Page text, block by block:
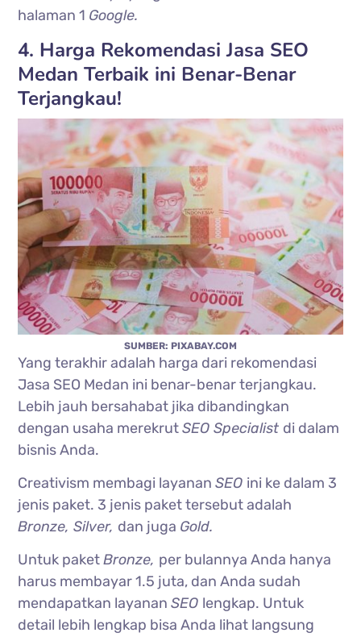
halaman 1 Google.
4. Harga Rekomendasi Jasa SEO
Medan Terbaik ini Benar-Benar
Terjangkau!
SUMBER: PIXABAY.COM
Yang terakhir adalah harga dari rekomendasi
Jasa SEO Medan ini benar-benar terjangkau.
Lebih jauh bersahabat jika dibandingkan
dengan usaha merekrutSEO Specialist di dalam
bisnis Anda.
Creativism membagi layananSEO ini ke dalam 3
jenis paket. 3 jenis paket tersebut adalah
Bronze, Silver, dan juga Gold.
Untuk paketBronze, per bulannya Anda hanya
harus membayar 1.5 juta, dan Anda sudah
mendapatkan layananSEO lengkap. Untuk
detail lebih lengkap bisa Anda lihat langsung